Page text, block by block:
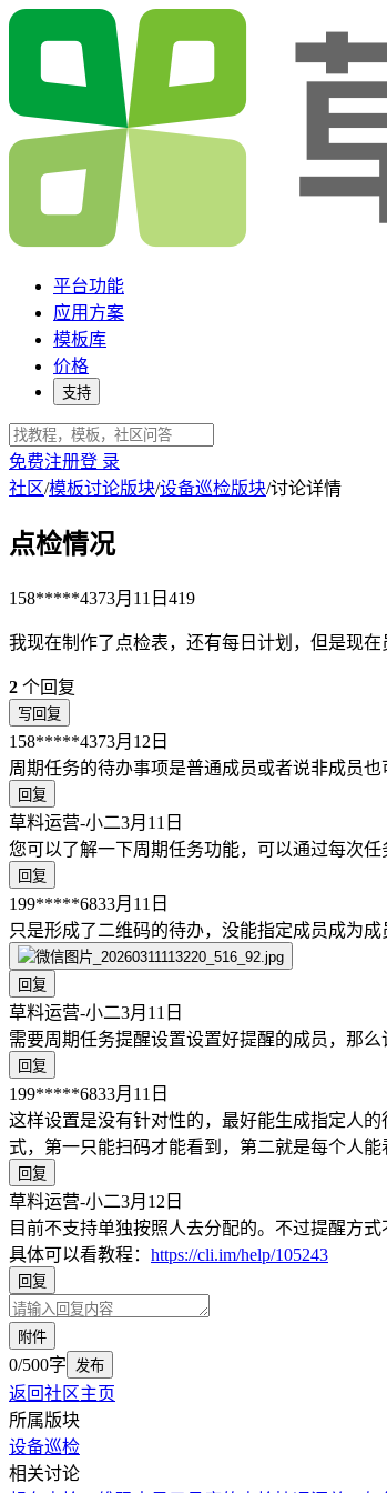
平台功能
应用方案
模板库
价格
支持
免费注册登 录
社区/模板讨论版块/设备巡检版块/讨论详情
点检情况
158*****4373月11日 419
我现在制作了点检表，还有每日计划，但是现
2 个回复
写回复
158*****4373月12日
周期任务的待办事项是普通成员或者说非成员
回复
草料运营-小二3月11日
您可以了解一下周期任务功能，可以通过每次任
回复
199*****6833月11日
只是形成了二维码的待办，没能指定成员成为成
回复
草料运营-小二3月11日
需要周期任务提醒设置设置好提醒的成员，那
回复
199*****6833月11日
这样设置是没有针对性的，最好能生成指定人
式，第一只能扫码才能看到，第二就是每个人
回复
草料运营-小二3月12日
目前不支持单独按照人去分配的。不过提醒方
具体可以看教程： https://cli.im/help/105243
回复
附件
0/500字 发布
返回社区主页
所属版块
设备巡检
相关讨论